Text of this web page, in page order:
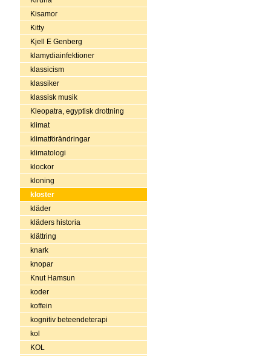
Kisamor
Kitty
Kjell E Genberg
klamydiainfektioner
klassicism
klassiker
klassisk musik
Kleopatra, egyptisk drottning
klimat
klimatförändringar
klimatologi
klockor
kloning
kloster
kläder
kläders historia
klättring
knark
knopar
Knut Hamsun
koder
koffein
kognitiv beteendeterapi
kol
KOL